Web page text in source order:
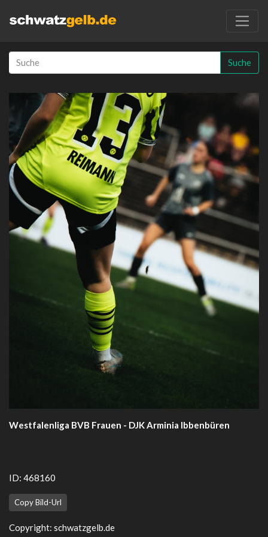
Suche
Westfalenliga BVB Frauen - DJK Arminia Ibbenbüren
ID: 468160
Copy Bild-Url
Copyright: schwatzgelb.de